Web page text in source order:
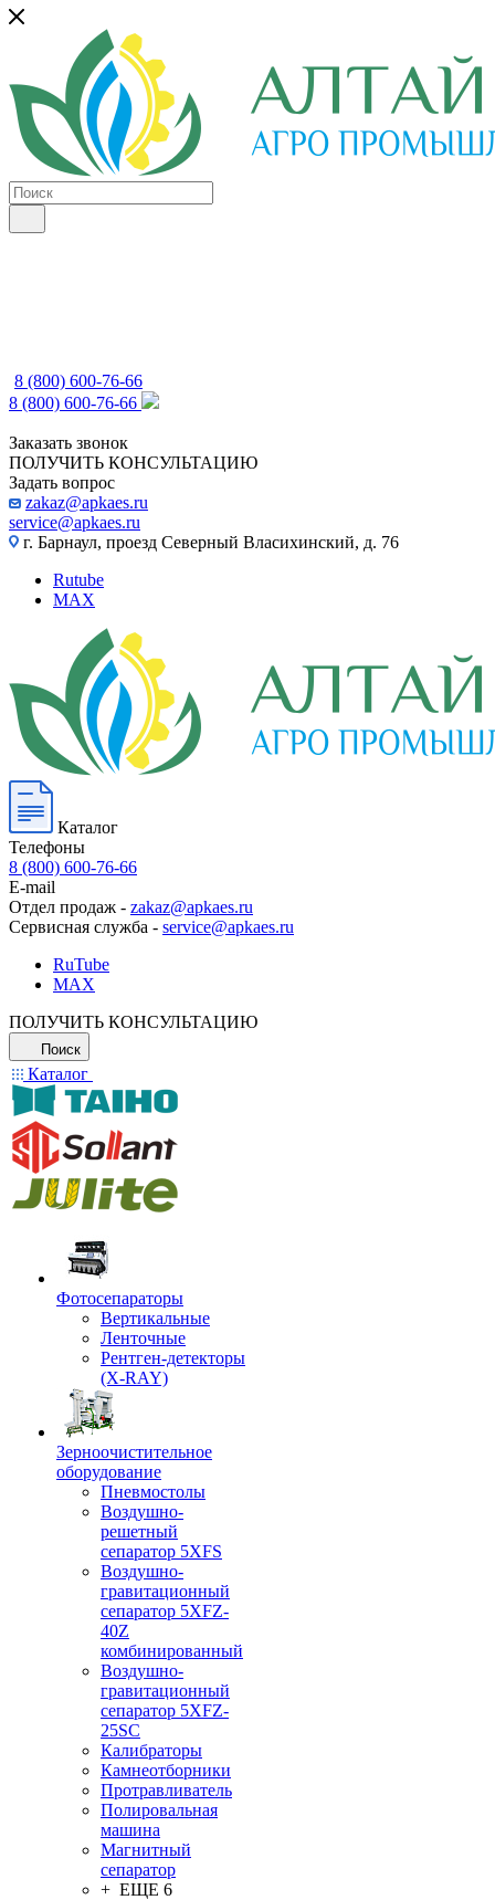
8 (800) 600-76-66
8 (800) 600-76-66
Заказать звонок
ПОЛУЧИТЬ КОНСУЛЬТАЦИЮ
Задать вопрос
zakaz@apkaes.ru
service@apkaes.ru
г. Барнаул, проезд Северный Власихинский, д. 76
Rutube
MAX
Каталог
Телефоны
8 (800) 600-76-66
E-mail
Отдел продаж - zakaz@apkaes.ru
Сервисная служба - service@apkaes.ru
RuTube
MAX
ПОЛУЧИТЬ КОНСУЛЬТАЦИЮ
Поиск
Каталог
Фотосепараторы
Вертикальные
Ленточные
Рентген-детекторы
(X-RAY)
Зерноочистительное
оборудование
Пневмостолы
Воздушно-
решетный
сепаратор 5XFS
Воздушно-
гравитационный
сепаратор 5XFZ-
40Z
комбинированный
Воздушно-
гравитационный
сепаратор 5XFZ-
25SC
Калибраторы
Камнеотборники
Протравливатель
Полировальная
машина
Магнитный
сепаратор
+ ЕЩЕ 6